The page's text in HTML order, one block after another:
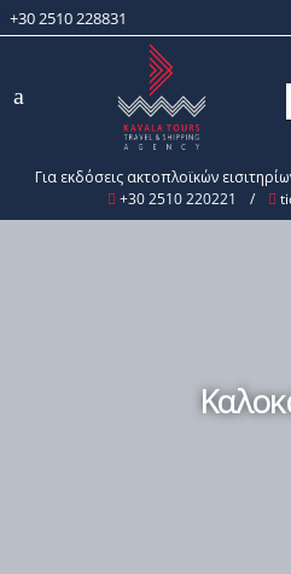
+30 2510 228831
Για εκδόσεις ακτοπλοϊκών
+30 2510 220221
/